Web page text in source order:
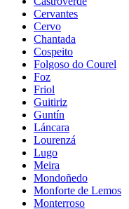
Cervantes
Cervo
Chantada
Cospeito
Folgoso do Courel
Foz
Friol
Guitiriz
Guntín
Láncara
Lourenzá
Lugo
Meira
Mondoñedo
Monforte de Lemos
Monterroso